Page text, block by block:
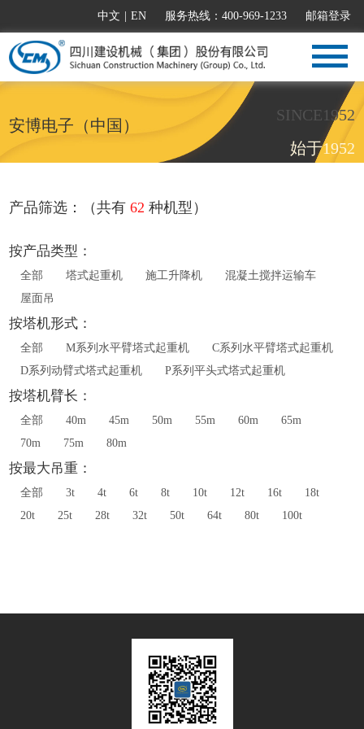
中文 EN 服务热线：400-969-1233 邮箱登录
安博电子（中国）
SINCE1952
始于1952
产品筛选：（共有62 种机型）
按产品类型：
全部 塔式起重机 施工升降机
混凝土搅拌运输车
屋面吊
按塔机形式：
全部 M系列水平臂塔式起重机
C系列水平臂塔式起重机
D系列动臂式塔式起重机
P系列平头式塔式起重机
按塔机臂长：
全部 40m 45m 50m 55m 60m
65m
70m
75m 80m
按最大吊重：
全部 3t 4t 6t 8t 10t 12t 16t
18t
20t
25t 28t 32t 50t 64t 80t 100t